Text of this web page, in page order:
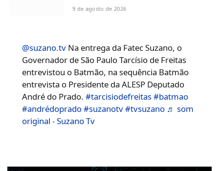
9 de agosto de 2026
@suzano.tv Na entrega da Fatec Suzano, o
Governador de São Paulo Tarcísio de Freitas
entrevistou o Batmão, na sequência Batmão
entrevista o Presidente da ALESP Deputado
André do Prado.#tarcisiodefreitas#batmao
#andrédoprado#suzanotv#tvsuzano ♬ som
original - Suzano Tv